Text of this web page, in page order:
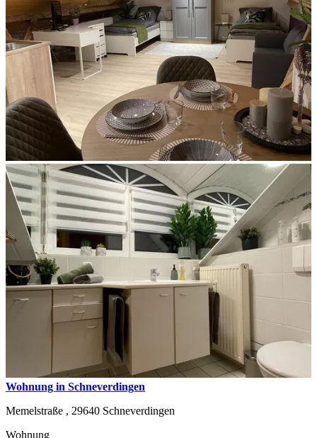
Wohnung in Schneverdingen
Memelstraße , 29640 Schneverdingen
Wohnung